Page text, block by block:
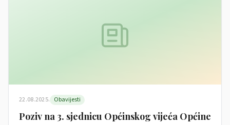
22.08.2025. Obavijesti
Poziv na 3. sjednicu Općinskog vijeća Općine